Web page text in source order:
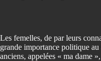
Les femelles, de par leurs
grande importance politique
anciens, appelées « ma dame